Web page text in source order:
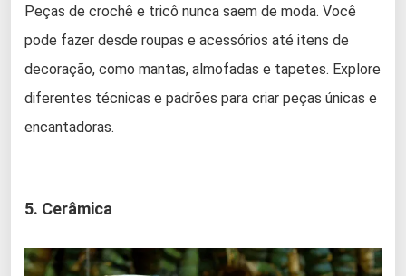
Peças de crochê e tricô nunca saem de moda. Você
pode fazer desde roupas e acessórios até itens de
decoração, como mantas, almofadas e tapetes. Explore
diferentes técnicas e padrões para criar peças únicas e
encantadoras.
5. Cerâmica